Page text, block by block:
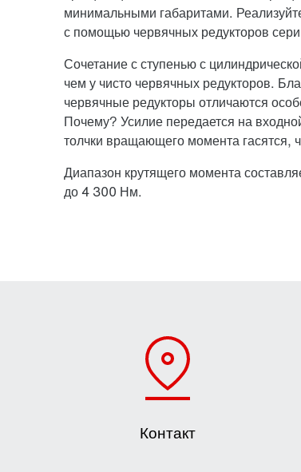
минимальными габаритами.
с помощью червячных редукторов
Сочетание с ступенью с
чем у чисто червячных редукторов.
червячные редукторы отличаются
Почему? Усилие передается на
толчки вращающего момента гасятся,
Диапазон крутящего момента
до 4 300 Нм.
Контакт